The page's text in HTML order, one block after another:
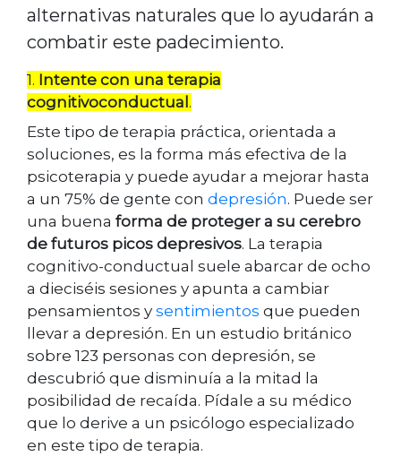
alternativas naturales que lo ayudarán a
combatir este padecimiento.
1. Intente con una terapia
cognitivoconductual .
Este tipo de terapia práctica, orientada a
soluciones, es la forma más efectiva de la
psicoterapia y puede ayudar a mejorar hasta
a un 75% de gente con depresión. Puede ser
una buena forma de proteger a su cerebro
de futuros picos depresivos. La terapia
cognitivo-conductual suele abarcar de ocho
a dieciséis sesiones y apunta a cambiar
pensamientos y sentimientos que pueden
llevar a depresión. En un estudio británico
sobre 123 personas con depresión, se
descubrió que disminuía a la mitad la
posibilidad de recaída. Pídale a su médico
que lo derive a un psicólogo especializado
en este tipo de terapia.